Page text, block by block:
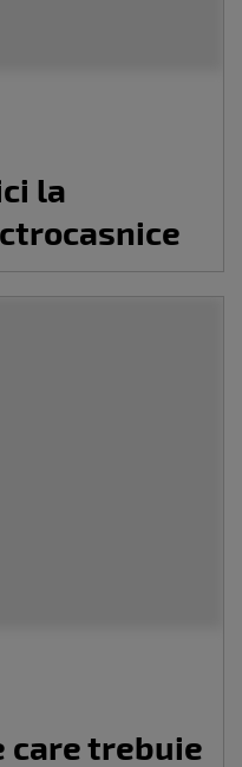
la
care trebuie